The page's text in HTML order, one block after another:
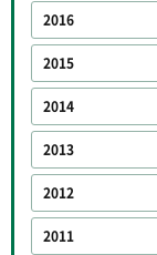
2016
2015
2014
2013
2012
2011